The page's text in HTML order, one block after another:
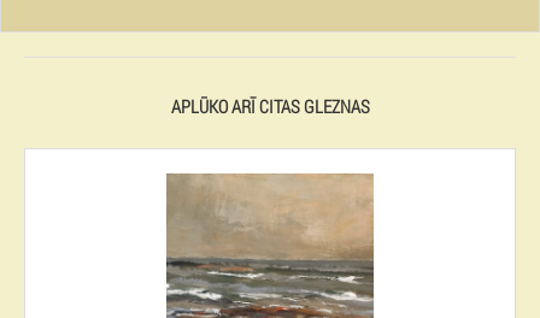
APLŪKO ARĪ CITAS GLEZNAS